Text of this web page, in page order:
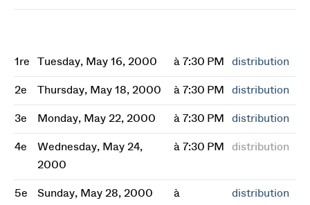
1re Tuesday, May 16, 2000 à 7:30 PM distribution
2e Thursday, May 18, 2000 à 7:30 PM distribution
3e Monday, May 22, 2000 à 7:30 PM distribution
4e
Wednesday, May 24,
2000
à 7:30 PM distribution
5e Sunday, May 28, 2000
à
distribution